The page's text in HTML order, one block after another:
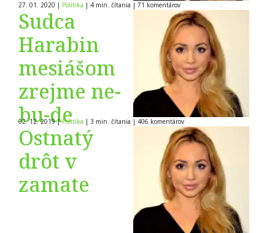
27. 01. 2020 | Politika | 4 min. čítania | 71 komentárov
Sudca
Harabin
mesiášom
zrejme ne-
bu-de
02. 12. 2019| Politika | 3 min. čítania | 406 komentárov
Ostnatý
drôt v
zamate